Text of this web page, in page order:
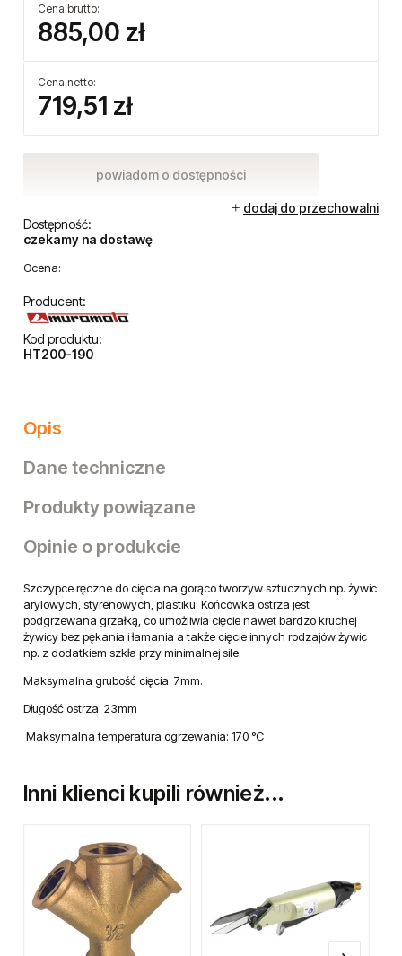
Cena brutto:
885,00 zł
Cena netto:
719,51 zł
powiadom o dostępności
dodaj do przechowalni
Dostępność:
czekamy na dostawę
Ocena:
Producent:
Kod produktu:
HT200-190
Opis
Dane techniczne
Produkty powiązane
Opinie o produkcie
Szczypce ręczne do cięcia na gorąco tworzyw sztucznych np. żywic
arylowych, styrenowych, plastiku. Końcówka ostrza jest
podgrzewana grzałką, co umożliwia cięcie nawet bardzo kruchej
żywicy bez pękania i łamania a także cięcie innych rodzajów żywic
np. z dodatkiem szkła przy minimalnej sile.
Maksymalna grubość cięcia: 7mm.
Długość ostrza: 23mm
Maksymalna temperatura ogrzewania: 170 °C
Inni klienci kupili również...